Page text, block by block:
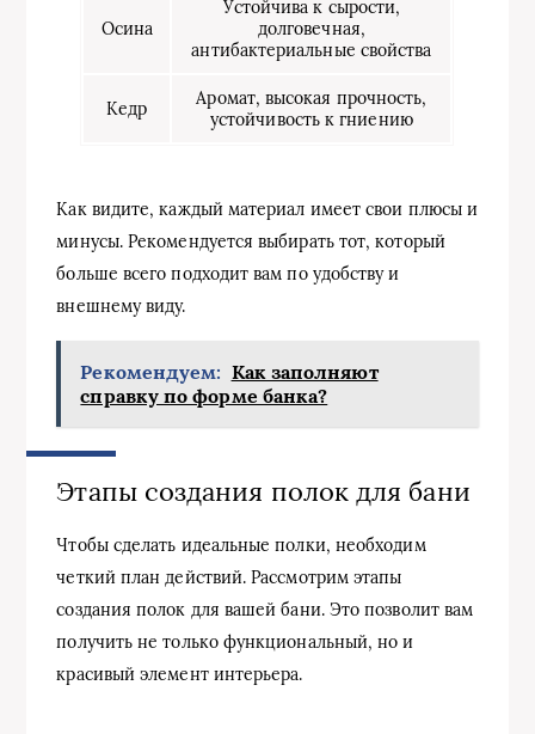
Осина
Устойчива к сырости,
долговечная,
антибактериальные свойства
Кедр
Аромат, высокая прочность,
устойчивость к гниению
Как видите, каждый материал имеет свои плюсы и
минусы. Рекомендуется выбирать тот, который
больше всего подходит вам по удобству и
внешнему виду.
Рекомендуем: Как заполняют
справку по форме банка?
Этапы создания полок для бани
Чтобы сделать идеальные полки, необходим
четкий план действий. Рассмотрим этапы
создания полок для вашей бани. Это позволит вам
получить не только функциональный, но и
красивый элемент интерьера.